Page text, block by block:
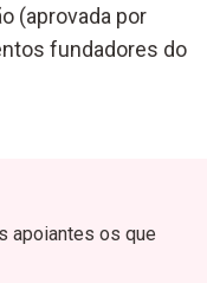
(aprovada por
fundadores do
apoiantes os que